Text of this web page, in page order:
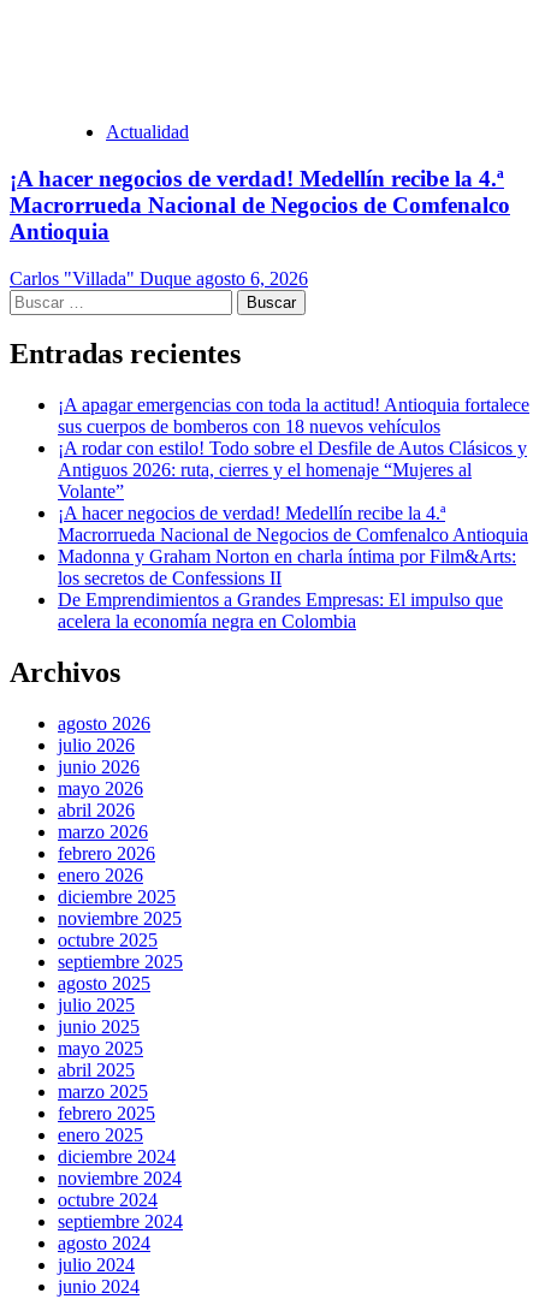
Actualidad
¡A hacer negocios de verdad! Medellín recibe la 4.ª
Macrorrueda Nacional de Negocios de Comfenalco
Antioquia
Carlos "Villada" Duque agosto 6, 2026
Buscar:
Entradas recientes
¡A apagar emergencias con toda la actitud! Antioquia fortalece
sus cuerpos de bomberos con 18 nuevos vehículos
¡A rodar con estilo! Todo sobre el Desfile de Autos Clásicos y
Antiguos 2026: ruta, cierres y el homenaje “Mujeres al
Volante”
¡A hacer negocios de verdad! Medellín recibe la 4.ª
Macrorrueda Nacional de Negocios de Comfenalco Antioquia
Madonna y Graham Norton en charla íntima por Film&Arts:
los secretos de Confessions II
De Emprendimientos a Grandes Empresas: El impulso que
acelera la economía negra en Colombia
Archivos
agosto 2026
julio 2026
junio 2026
mayo 2026
abril 2026
marzo 2026
febrero 2026
enero 2026
diciembre 2025
noviembre 2025
octubre 2025
septiembre 2025
agosto 2025
julio 2025
junio 2025
mayo 2025
abril 2025
marzo 2025
febrero 2025
enero 2025
diciembre 2024
noviembre 2024
octubre 2024
septiembre 2024
agosto 2024
julio 2024
junio 2024